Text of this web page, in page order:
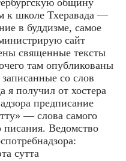
к школе Тхеравада —
в буддизме, самое
сайт
священные тексты
там опубликованы
со слов
я получил от хостера
предписание
— слова самого
Ведомство
сутта